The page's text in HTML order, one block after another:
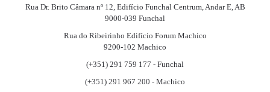
Rua Dr. Brito Câmara nº 12, Edifício Funchal Centrum, Andar E, AB
9000-039 Funchal
Rua do Ribeirinho Edifício Forum Machico
9200-102 Machico
(+351) 291 759 177 - Funchal
(+351) 291 967 200 - Machico